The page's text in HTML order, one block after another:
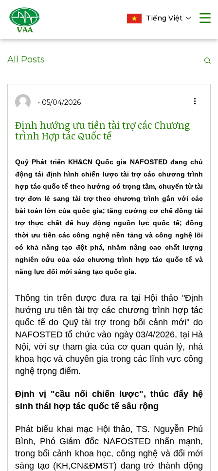
Tiếng Việt
All Posts
05/04/2026
Định hướng ưu tiên tài trợ các Chương
trình Hợp tác Quốc tế
Quỹ Phát triển KH&CN Quốc gia NAFOSTED đang chủ
động tái định hình chiến lược tài trợ các chương trình
hợp tác quốc tế theo hướng có trọng tâm, chuyển từ tài
trợ đơn lẻ sang tài trợ theo chương trình gắn với các
bài toán lớn của quốc gia; tăng cường cơ chế đồng tài
trợ thực chất để huy động nguồn lực quốc tế; đồng
thời ưu tiên các công nghệ nền tảng và công nghệ lõi
có khả năng tạo đột phá, nhằm nâng cao chất lượng
nghiên cứu của các chương trình hợp tác quốc tế và
năng lực đổi mới sáng tạo quốc gia.
Thông tin trên được đưa ra tại Hội thảo "Định
hướng ưu tiên tài trợ các chương trình hợp tác
quốc tế do Quỹ tài trợ trong bối cảnh mới" do
NAFOSTED tổ chức vào ngày 03/4/2026, tại Hà
Nội, với sự tham gia của cơ quan quản lý, nhà
khoa học và chuyên gia trong các lĩnh vực công
nghệ trọng điểm.
Định vị "cầu nối chiến lược", thúc đẩy hệ
sinh thái hợp tác quốc tế sâu rộng
Phát biểu khai mạc Hội thảo, TS. Nguyễn Phú
Bình, Phó Giám đốc NAFOSTED nhấn mạnh,
trong bối cảnh khoa học, công nghệ và đổi mới
sáng tạo (KH,CN&ĐMST) đang trở thành động